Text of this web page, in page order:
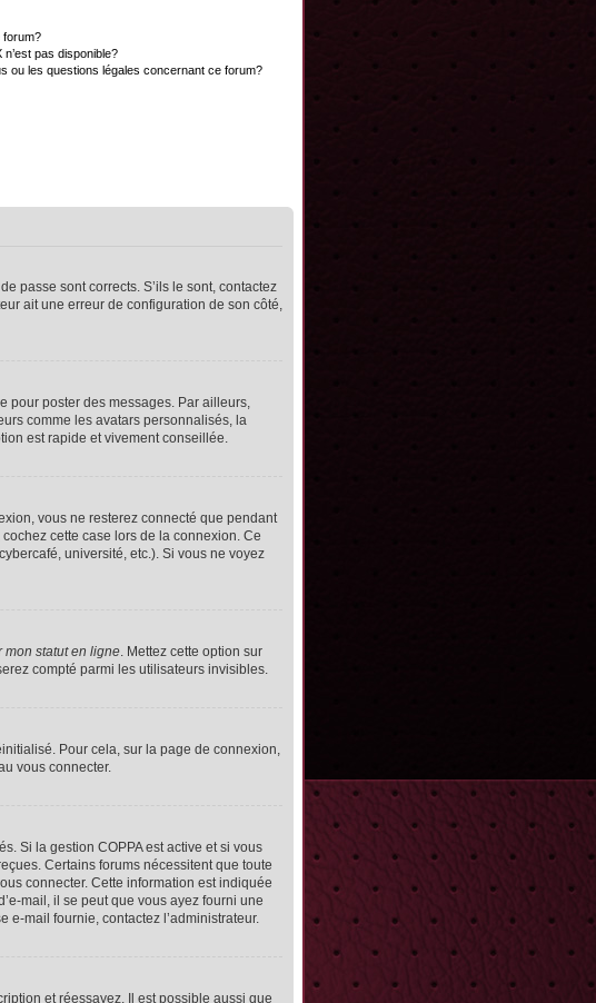
forum?
pas disponible?
ou les questions légales concernant ce forum?
passe sont corrects. S’ils le sont, contactez
ait une erreur de configuration de son côté,
pour poster des messages. Par ailleurs,
comme les avatars personnalisés, la
est rapide et vivement conseillée.
vous ne resterez connecté que pendant
cette case lors de la connexion. Ce
université, etc.). Si vous ne voyez
mon statut en ligne. Mettez cette option sur
compté parmi les utilisateurs invisibles.
Pour cela, sur la page de connexion,
vous connecter.
Si la gestion COPPA est active et si vous
Certains forums nécessitent que toute
connecter. Cette information est indiquée
mail, il se peut que vous ayez fourni une
e-mail fournie, contactez l’administrateur.
et réessayez. Il est possible aussi que